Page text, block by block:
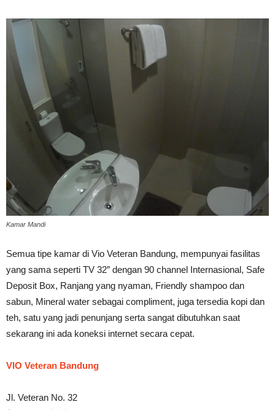
Kamar Mandi
Semua tipe kamar di Vio Veteran Bandung, mempunyai fasilitas
yang sama seperti TV 32″ dengan 90 channel Internasional, Safe
Deposit Box, Ranjang yang nyaman, Friendly shampoo dan
sabun, Mineral water sebagai compliment, juga tersedia kopi dan
teh, satu yang jadi penunjang serta sangat dibutuhkan saat
sekarang ini ada koneksi internet secara cepat.
VIO Veteran Bandung
Jl. Veteran No. 32